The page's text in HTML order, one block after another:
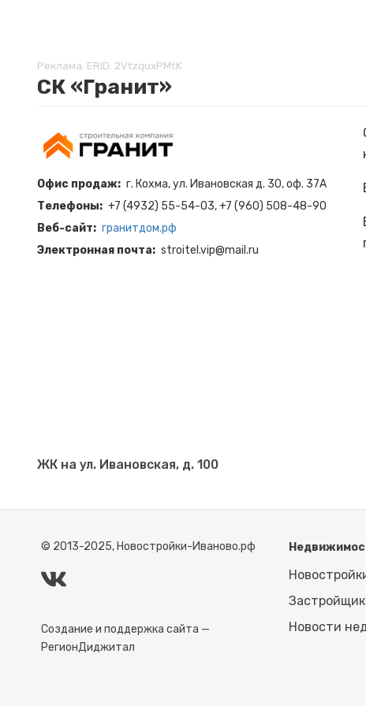
Реклама. ERID: 2VtzquxPMtK
СК «Гранит»
Офис продаж
г. Кохма, ул. Ивановская д. 30, оф. 37А
Телефоны
+7 (4932) 55-54-03, +7 (960) 508-48-90
Веб-сайт
гранитдом.рф
Электронная почта
stroitel.vip@mail.ru
ЖК на ул. Ивановская, д. 100
© 2013-2025, Новостройки-Иваново.рф
Создание и поддержка сайта —
РегионДиджитал
Новости